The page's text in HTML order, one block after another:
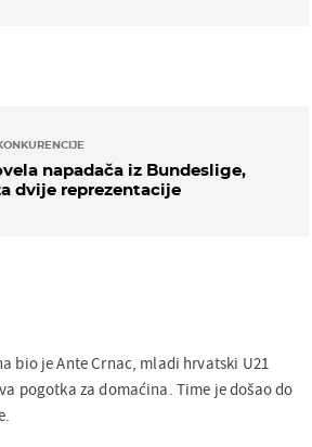
napadača iz Bundeslige,
dvije reprezentacije
bio je Ante Crnac, mladi hrvatski U21
pogotka za domaćina. Time je došao do